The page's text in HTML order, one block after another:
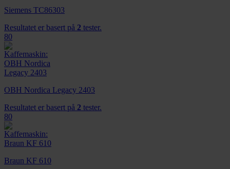
Siemens TC86303
Resultatet er basert på 2 tester.
80
OBH Nordica Legacy 2403
Resultatet er basert på 2 tester.
80
Braun KF 610